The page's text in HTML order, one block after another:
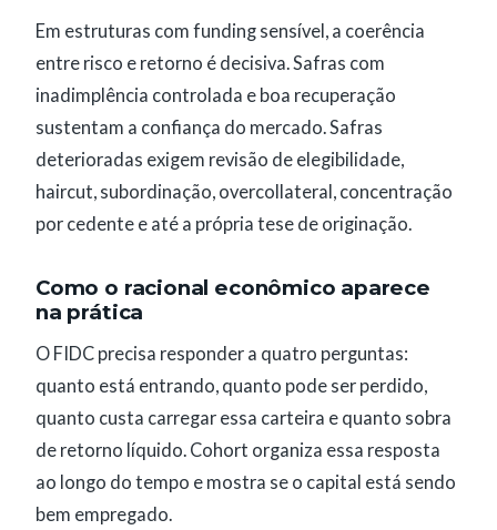
Em estruturas com funding sensível, a coerência
entre risco e retorno é decisiva. Safras com
inadimplência controlada e boa recuperação
sustentam a confiança do mercado. Safras
deterioradas exigem revisão de elegibilidade,
haircut, subordinação, overcollateral, concentração
por cedente e até a própria tese de originação.
Como o racional econômico aparece
na prática
O FIDC precisa responder a quatro perguntas:
quanto está entrando, quanto pode ser perdido,
quanto custa carregar essa carteira e quanto sobra
de retorno líquido. Cohort organiza essa resposta
ao longo do tempo e mostra se o capital está sendo
bem empregado.